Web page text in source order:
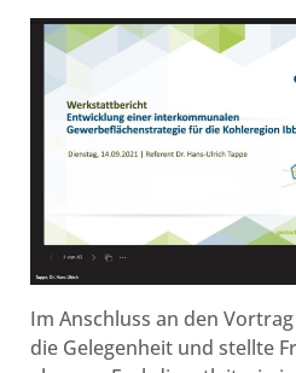
Im Anschluss an den
die Gelegenheit und stellte